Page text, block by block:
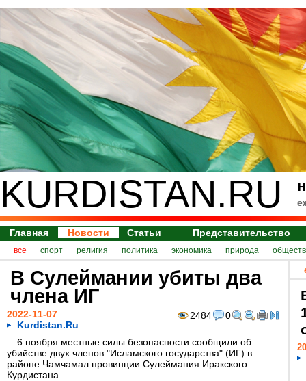
KURDISTAN.RU
Главная Новости Статьи Представительство
все спорт религия политика экономика природа
В Сулеймании убиты два
члена ИГ
2484 0
2022-11-07
Kurdistan.Ru
6 ноября местные силы безопасности сообщили об
убийстве двух членов "Исламского государства" (ИГ) в
районе Чамчамал провинции Сулеймания Иракского
Курдистана.